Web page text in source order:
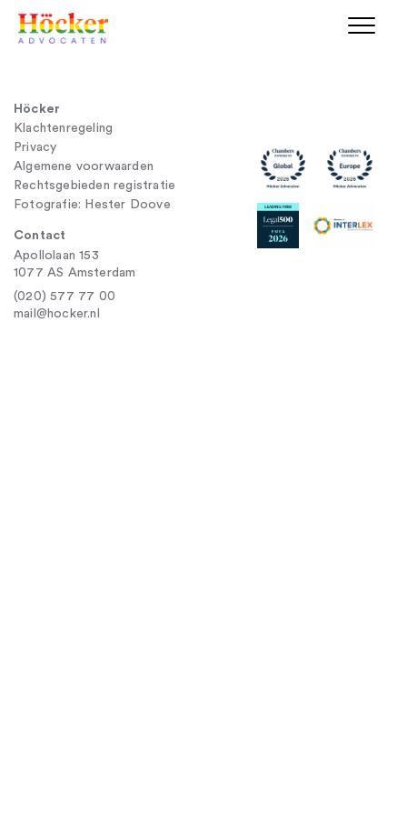
Höcker
Klachtenregeling
Privacy
Algemene voorwaarden
Rechtsgebieden registratie
Fotografie: Hester Doove
Contact
Apollolaan 153
1077 AS Amsterdam
(020) 577 77 00
mail@hocker.nl